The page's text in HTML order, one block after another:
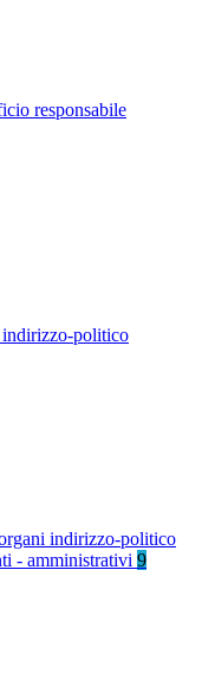
responsabile
politico
indirizzo-politico
- amministrativi 9